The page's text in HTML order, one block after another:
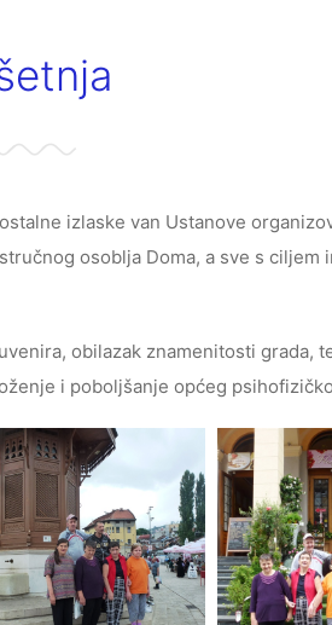
izlaske van Ustanove
osoblja Doma, a sve s ciljem
obilazak znamenitosti grada,
i poboljšanje općeg